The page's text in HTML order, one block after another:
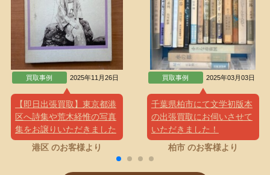
買取事例 2025年11月26日
【即日出張買取】東京都港
区へ詩集や荒木経惟の写真
集をお譲りいただきました
港区 のお客様より
買取事例 2025年03月03日
千葉県柏市にて文学初版本
の出張買取にお伺いさせて
いただきました！
柏市 のお客様より